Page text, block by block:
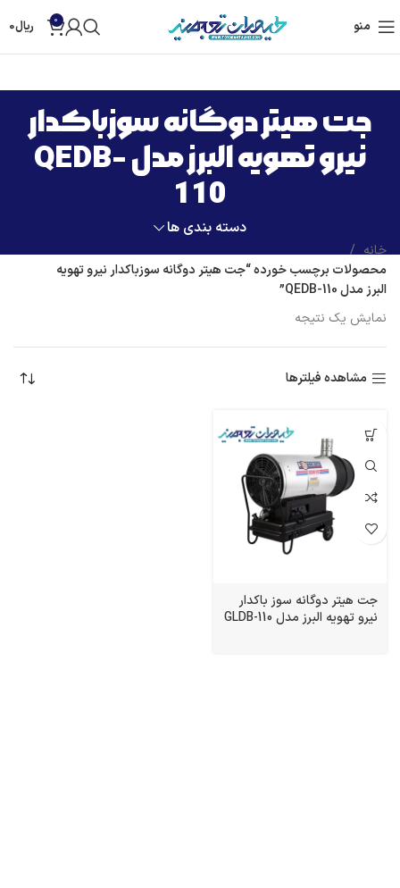
منو 0 ریال0
جت هیتر دوگانه سوزباکدار
نیرو تهویه البرز مدل QEDB-
110
دسته بندی ها
خانه
محصولات برچسب خورده “جت هیتر دوگانه سوزباکدار نیرو تهویه
البرز مدل QEDB-110”
نمایش یک نتیجه
مشاهده فیلترها
جت هیتر دوگانه سوز باکدار
نیرو تهویه البرز مدل GLDB-110